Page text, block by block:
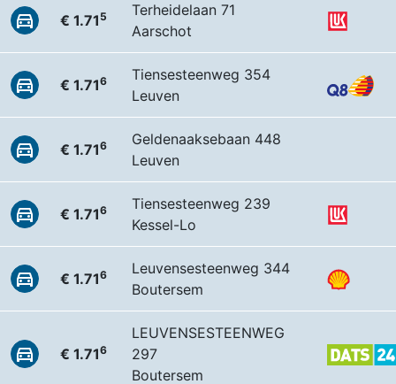
€ 1.71 5
Terheidelaan 71
Aarschot
€ 1.716
Tiensesteenweg 354
Leuven
€ 1.716
Geldenaaksebaan 448
Leuven
€ 1.716
Tiensesteenweg 239
Kessel-Lo
€ 1.716
Leuvensesteenweg 344
Boutersem
€ 1.716
LEUVENSESTEENWEG
297
Boutersem